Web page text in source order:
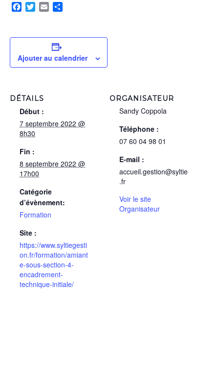
Facebook
TwitterEmail
Ajouter au calendrier
DÉTAILS
Début :
7 septembre 2022 @
8h30
Fin :
8 septembre 2022 @
17h00
Catégorie
d’évènement:
Formation
Site :
https://www.syltiegesti
on.fr/formation/amiant
e-sous-section-4-
encadrement-
technique-initiale/
ORGANISATEUR
Sandy Coppola
Téléphone :
07 60 04 98 01
E-mail :
accueil.gestion@syltie
.fr
Voir le site
Organisateur